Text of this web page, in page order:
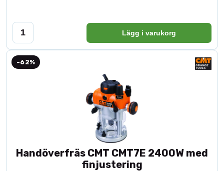
Lägg i varukorg
-62%
Handöverfräs CMT CMT7E 2400W med
finjustering